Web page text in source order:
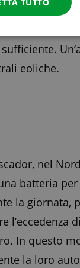
elettrica
e 22 kW.
eoliche.
nel
batteria per
la giornata,
l’eccedenza
In questo
la loro
DANISH
SWEDISH